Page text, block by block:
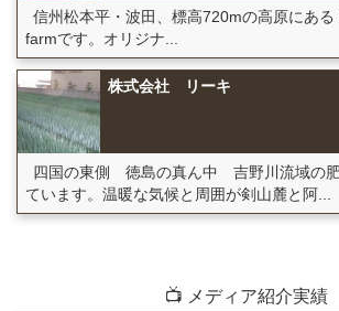
信州松本平・波田、標高720mの高原にあ
farmです。オリジナ...
株式会社 リーキ
四国の東側 徳島の真ん中 吉野川流域の肥
ています。温暖な気候と周囲が剣山麓と阿...
📺 メディア紹介実績